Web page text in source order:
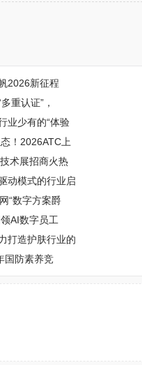
2026新征程
重认证”，
业少有的“体验
！2026ATC上
术展招商火热
动模式的行业启
“数字方案爵
AI数字员工
打造护肤行业的
国防素养竞